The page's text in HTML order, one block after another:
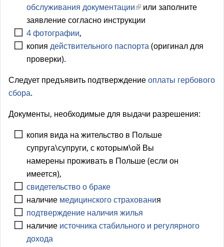
обслуживания документации(
в
е
я
с
ы
л
к
или заполните
заявление согласно инструкции
4 фотографии,
копия действительного паспорта(оригинал для
проверки).
Следует предъявить подтверждениеоплаты гербового
сбора.
Документы, необходимые для выдачи разрешения:
копия вида на жительство в Польше
супруга\супруги, с которым\ой Вы
намерены проживать в Польше (если он
имеется),
свидетельство о браке
наличие медицинского страхования
подтверждение наличия жилья
наличие источника стабильного и регулярного
дохода